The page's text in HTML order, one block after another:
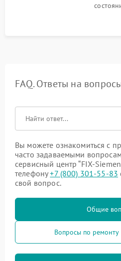
FAQ. Ответы на
Вы можете ознакомиться с
часто задаваемыми
сервисный центр “FIX-
телефону+7 (800) 301-55-83
свой вопрос.
Общие
Вопросы по